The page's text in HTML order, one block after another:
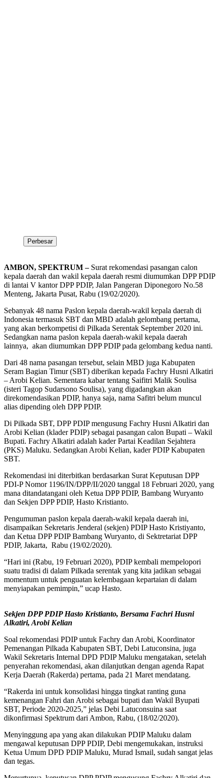
Perbesar
AMBON, SPEKTRUM –Surat rekomendasi pasangan calon
kepala daerah dan wakil kepala daerah resmi diumumkan DPP PDIP
di lantai V kantor DPP PDIP, Jalan Pangeran Diponegoro No.58
Menteng, Jakarta Pusat, Rabu (19/02/2020).
Sebanyak 48 nama Paslon kepala daerah-wakil kepala daerah di
Indonesia termasuk SBT dan MBD adalah gelombang pertama,
yang akan berkompetisi di Pilkada Serentak September 2020 ini.
Sedangkan nama paslon kepala daerah-wakil kepala daerah
lainnya, akan diumumkan DPP PDIP pada gelombang kedua nanti.
Dari 48 nama pasangan tersebut, selain MBD juga Kabupaten
Seram Bagian Timur (SBT) diberikan kepada Fachry Husni Alkatiri
– Arobi Kelian. Sementara kabar tentang Saifitri Malik Soulisa
(isteri Tagop Sudarsono Soulisa), yang digadangkan akan
direkomendasikan PDIP, hanya saja, nama Safitri belum muncul
alias dipending oleh DPP PDIP.
Di Pilkada SBT, DPP PDIP mengusung Fachry Husni Alkatiri dan
Arobi Kelian (klader PDIP) sebagai pasangan calon Bupati – Wakil
Bupati. Fachry Alkatiri adalah kader Partai Keadilan Sejahtera
(PKS) Maluku. Sedangkan Arobi Kelian, kader PDIP Kabupaten
SBT.
Rekomendasi ini diterbitkan berdasarkan Surat Keputusan DPP
PDI-P Nomor 1196/IN/DPP/II/2020 tanggal 18 Februari 2020, yang
mana ditandatangani oleh Ketua DPP PDIP, Bambang Wuryanto
dan Sekjen DPP PDIP, Hasto Kristianto.
Pengumuman paslon kepala daerah-wakil kepala daerah ini,
disampaikan Sekretaris Jenderal (sekjen) PDIP Hasto Kristiyanto,
dan Ketua DPP PDIP Bambang Wuryanto, di Sektretariat DPP
PDIP, Jakarta, Rabu (19/02/2020).
“Hari ini (Rabu, 19 Februari 2020), PDIP kembali mempelopori
suatu tradisi di dalam Pilkada serentak yang kita jadikan sebagai
momentum untuk penguatan kelembagaan kepartaian di dalam
menyiapakan pemimpin,” ucap Hasto.
Sekjen DPP PDIP Hasto Kristianto, Bersama Fachri Husni
Alkatiri, Arobi Kelian
Soal rekomendasi PDIP untuk Fachry dan Arobi, Koordinator
Pemenangan Pilkada Kabupaten SBT, Debi Latuconsina, juga
Wakil Sekretaris Internal DPD PDIP Maluku mengatakan, setelah
penyerahan rekomendasi, akan dilanjutkan dengan agenda Rapat
Kerja Daerah (Rakerda) pertama, pada 21 Maret mendatang.
“Rakerda ini untuk konsolidasi hingga tingkat ranting guna
kemenangan Fahri dan Arobi sebagai bupati dan Wakil Byupati
SBT, Periode 2020-2025,” jelas Debi Latuconsuina saat
dikonfirmasi Spektrum dari Ambon, Rabu, (18/02/2020).
Menyinggung apa yang akan dilakukan PDIP Maluku dalam
mengawal keputusan DPP PDIP, Debi mengemukakan, instruksi
Ketua Umum DPD PDIP Maluku, Murad Ismail, sudah sangat jelas
dan tegas.